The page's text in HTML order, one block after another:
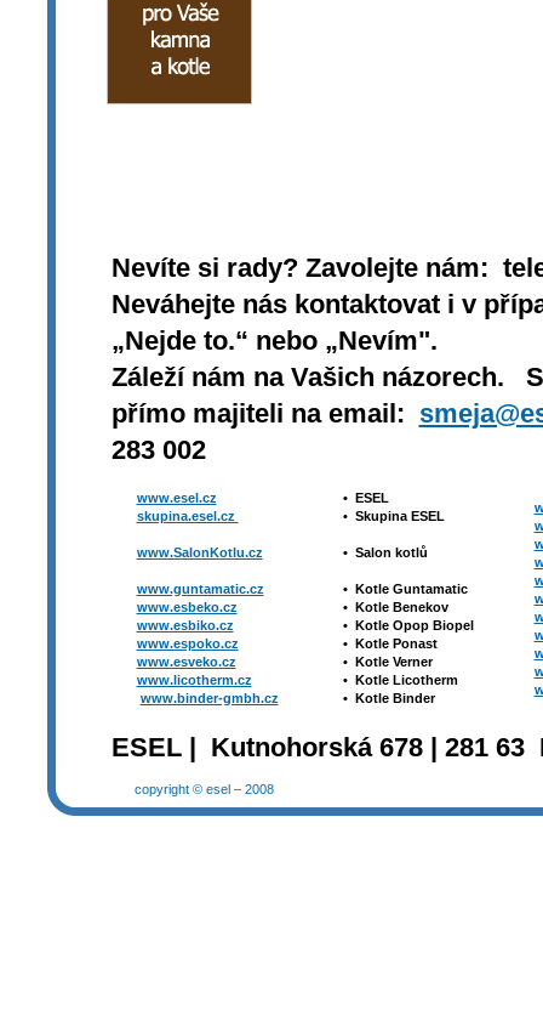
Nevíte si rady? Zavolejte nám:
Neváhejte nás kontaktovat i v
„Nejde to.“ nebo „Nevím".
Záleží nám na Vašich názorech.
přímo majiteli na email:
283 002
www.esel.cz
skupina.esel.cz
www.SalonKotlu.cz
www.guntamatic.cz
www.esbeko.cz
www.esbiko.cz
www.espoko.cz
www.esveko.cz
www.licotherm.cz
www.binder-gmbh.cz
• ESEL
• Skupina ESEL
• Salon kotlů
• Kotle Guntamatic
• Kotle Benekov
• Kotle Opop Biopel
• Kotle Ponast
• Kotle Verner
• Kotle Licotherm
• Kotle Binder
ESEL | Kutnohorská 678 | 281
copyright © esel – 2008